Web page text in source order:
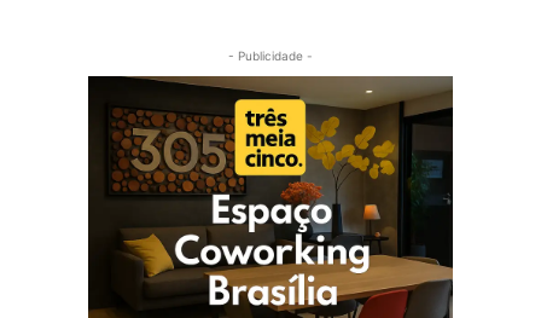
- Publicidade -